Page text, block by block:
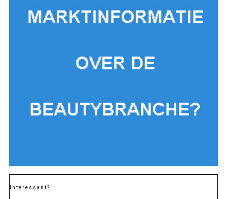
Interessant?